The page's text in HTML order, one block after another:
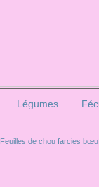
Légumes
Feuilles de chou farcies